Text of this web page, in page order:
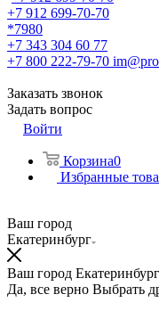
+7 912 699-70-70
*7980
+7 343 304 60 77
+7 800 222-79-70
Заказать звонок
Задать вопрос
Войти
Корзина0
Избранные
Ваш город
Екатеринбург
Ваш город
Да, все верно Выбрать